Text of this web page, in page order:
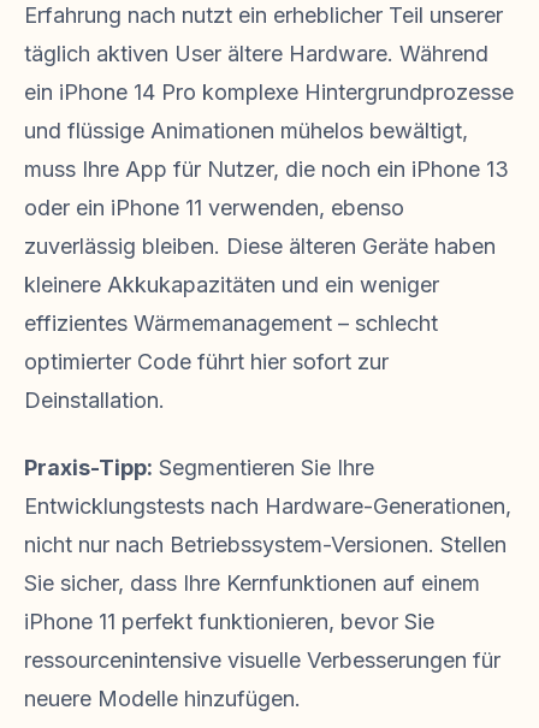
Erfahrung nach nutzt ein erheblicher Teil unserer
täglich aktiven User ältere Hardware. Während
ein iPhone 14 Pro komplexe Hintergrundprozesse
und flüssige Animationen mühelos bewältigt,
muss Ihre App für Nutzer, die noch ein iPhone 13
oder ein iPhone 11 verwenden, ebenso
zuverlässig bleiben. Diese älteren Geräte haben
kleinere Akkukapazitäten und ein weniger
effizientes Wärmemanagement – schlecht
optimierter Code führt hier sofort zur
Deinstallation.
Praxis-Tipp: Segmentieren Sie Ihre
Entwicklungstests nach Hardware-Generationen,
nicht nur nach Betriebssystem-Versionen. Stellen
Sie sicher, dass Ihre Kernfunktionen auf einem
iPhone 11 perfekt funktionieren, bevor Sie
ressourcenintensive visuelle Verbesserungen für
neuere Modelle hinzufügen.